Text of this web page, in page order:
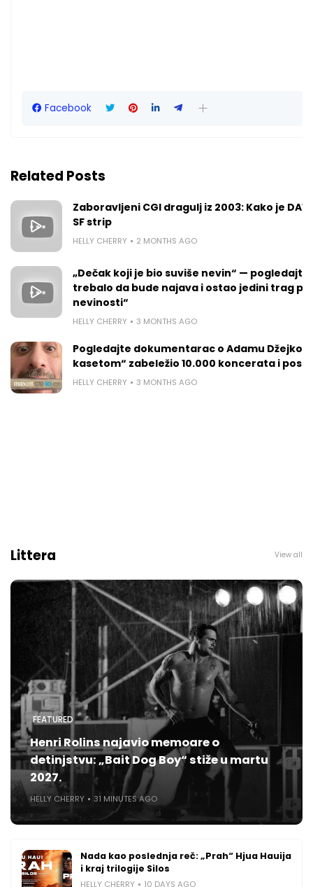
Facebook
Related Posts
Zaboravljeni CGI dragulj iz 2003: Kako je
SF strip
HELLY CHERRY 2 MONTHS AGO
„Dečak koji je bio suviše nevin“ —
trebalo da bude najava i ostao jedini trag
nevinosti“
HELLY CHERRY 3 MONTHS AGO
Pogledajte dokumentarac o Adamu
kasetom“ zabeležio 10.000 koncerata i
HELLY CHERRY 3 MONTHS AGO
Littera View all
FEATURED
Henri Rolins najavio memoare o
detinjstvu: „Bait Dog Boy“ stiže u martu
2027.
HELLY CHERRY 31 MINUTES AGO
Nada kao poslednja reč: „Prah“ Hjua Hauija
i kraj trilogije Silos
HELLY CHERRY 10 DAYS AGO